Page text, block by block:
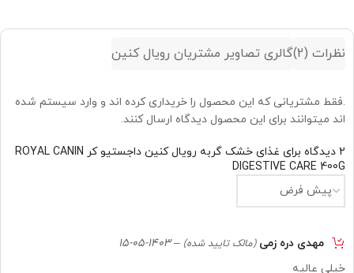
نظرات (2) گالری تصاویر مشتریان رویال کنین
2 دیدگاه برای
غذای خشک گربه رویال کنین داجستیو کر ROYAL CANIN
DIGESTIVE CARE 400G
مهدی دره زمی(مالک تایید شده) –
1403-05-15
خیلی عالیه
.فقط مشتریانی که این محصول را خریداری کرده اند و وارد سیستم شده
اند میتوانند برای این محصول دیدگاه ارسال کنند.